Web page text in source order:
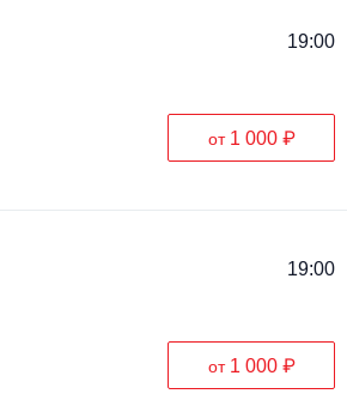
19:00
от 1 000 ₽
19:00
от 1 000 ₽